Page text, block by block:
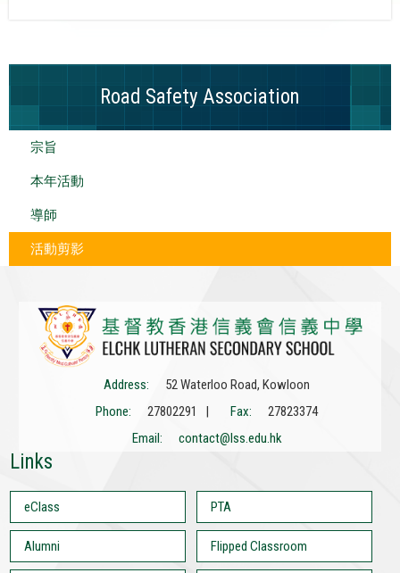
Road Safety Association
宗旨
本年活動
導師
活動剪影
Address:
52 Waterloo Road, Kowloon
Phone:
27802291 | Fax:
27823374
Email:
contact@lss.edu.hk
Links
eClass PTA
Alumni Flipped Classroom